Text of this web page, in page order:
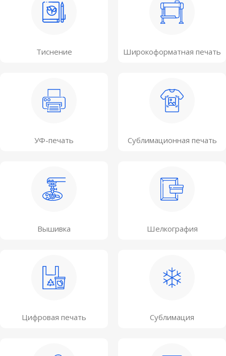
Тиснение Широкоформатная печать
УФ-печать Сублимационная печать
Вышивка Шелкография
Цифровая печать Сублимация